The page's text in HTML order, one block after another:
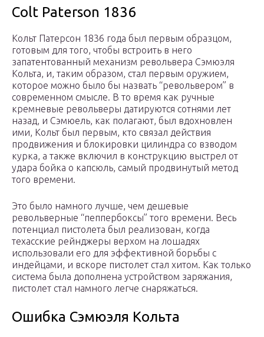
Colt Paterson 1836
Кольт Патерсон 1836 года был первым образцом,
готовым для того, чтобы встроить в него
запатентованный механизм револьвера Сэмюэля
Кольта, и, таким образом, стал первым оружием,
которое можно было бы назвать “револьвером” в
современном смысле. В то время как ручные
кремневые револьверы датируются сотнями лет
назад, и Сэмюель, как полагают, был вдохновлен
ими, Кольт был первым, кто связал действия
продвижения и блокировки цилиндра со взводом
курка, а также включил в конструкцию выстрел от
удара бойка о капсюль, самый продвинутый метод
того времени.
Это было намного лучше, чем дешевые
револьверные “пеппербоксы” того времени. Весь
потенциал пистолета был реализован, когда
техасские рейнджеры верхом на лошадях
использовали его для эффективной борьбы с
индейцами, и вскоре пистолет стал хитом. Как только
система была дополнена устройством заряжания,
пистолет стал намного легче снаряжаться.
Ошибка Сэмюэля Кольта